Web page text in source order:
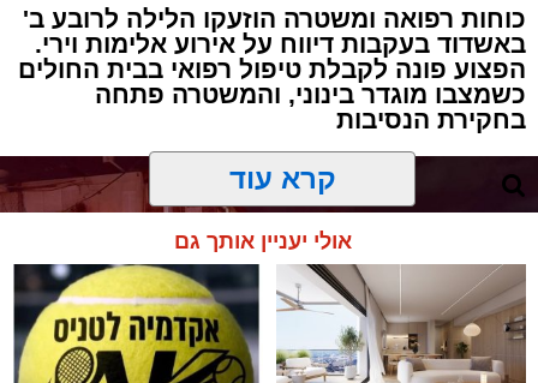
כוחות רפואה ומשטרה הוזעקו הלילה לרובע ב'
באשדוד בעקבות דיווח על אירוע אלימות וירי.
הפצוע פונה לקבלת טיפול רפואי בבית החולים
כשמצבו מוגדר בינוני, והמשטרה פתחה
בחקירת הנסיבות
קרא עוד
אולי יעניין אותך גם